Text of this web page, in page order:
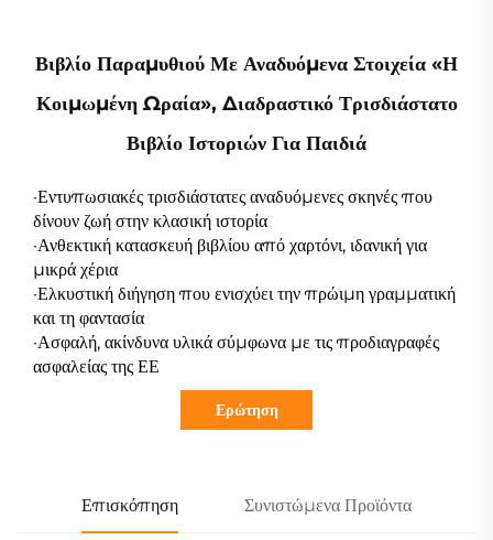
Βιβλίο Παραμυθιού Με Αναδυόμενα Στοιχεία «Η
Κοιμωμένη Ωραία», Διαδραστικό Τρισδιάστατο
Βιβλίο Ιστοριών Για Παιδιά
·Εντυπωσιακές τρισδιάστατες αναδυόμενες σκηνές που
δίνουν ζωή στην κλασική ιστορία
·Ανθεκτική κατασκευή βιβλίου από χαρτόνι, ιδανική για
μικρά χέρια
·Ελκυστική διήγηση που ενισχύει την πρώιμη γραμματική
και τη φαντασία
·Ασφαλή, ακίνδυνα υλικά σύμφωνα με τις προδιαγραφές
ασφαλείας της ΕΕ
Ερώτηση
Επισκόπηση Συνιστώμενα Προϊόντα